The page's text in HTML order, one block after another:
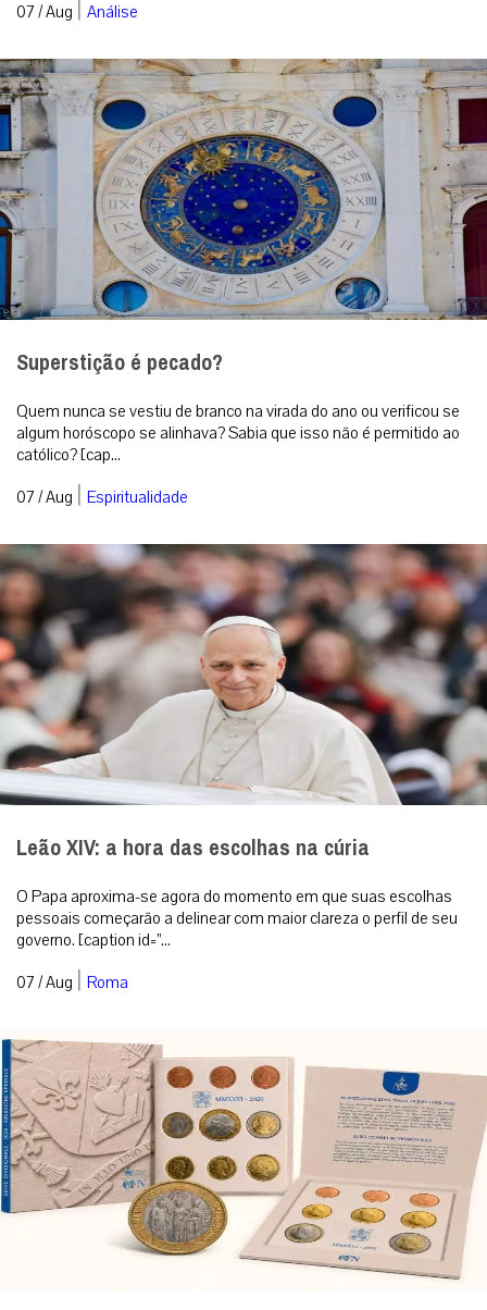
Superstição é pecado?
Quem nunca se vestiu de branco na virada do ano ou verificou se
algum horóscopo se alinhava? Sabia que isso não é permitido ao
católico? [cap...
07 / Aug
|Espiritualidade
Leão XIV: a hora das escolhas na cúria
O Papa aproxima-se agora do momento em que suas escolhas
pessoais começarão a delinear com maior clareza o perfil de seu
governo. [caption id=”...
07 / Aug | Roma
Imagem papal volta às moedas do Vaticano após
nove anos de ausência
Emissão traz fórmula inédita que alterna o perfil do Papa e seu